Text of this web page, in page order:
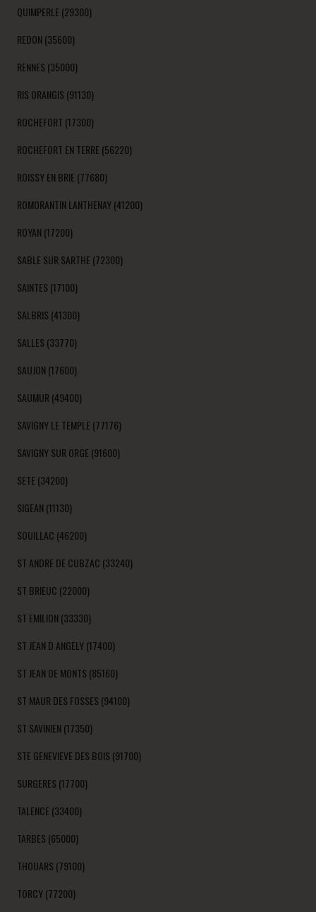
QUIMPERLE (29300)
REDON (35600)
RENNES (35000)
RIS ORANGIS (91130)
ROCHEFORT (17300)
ROCHEFORT EN TERRE (56220)
ROISSY EN BRIE (77680)
ROMORANTIN LANTHENAY (41200)
ROYAN (17200)
SABLE SUR SARTHE (72300)
SAINTES (17100)
SALBRIS (41300)
SALLES (33770)
SAUJON (17600)
SAUMUR (49400)
SAVIGNY LE TEMPLE (77176)
SAVIGNY SUR ORGE (91600)
SETE (34200)
SIGEAN (11130)
SOUILLAC (46200)
ST ANDRE DE CUBZAC (33240)
ST BRIEUC (22000)
ST EMILION (33330)
ST JEAN D ANGELY (17400)
ST JEAN DE MONTS (85160)
ST MAUR DES FOSSES (94100)
ST SAVINIEN (17350)
STE GENEVIEVE DES BOIS (91700)
SURGERES (17700)
TALENCE (33400)
TARBES (65000)
THOUARS (79100)
TORCY (77200)